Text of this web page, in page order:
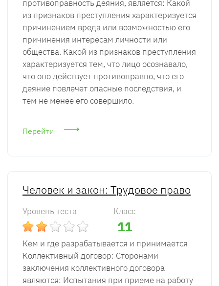
противоправность деяния, является: Какой
из признаков преступления характеризуется
причинением вреда или возможностью его
причинения интересам личности или
общества. Какой из признаков преступления
характеризуется тем, что лицо осознавало,
что оно действует противоправно, что его
деяние повлечет опасные последствия, и
тем не менее его совершило.
Перейти
Человек и закон: Трудовое право
Уровень теста Класс
11
Кем и где разрабатывается и принимается
Коллективный договор: Сторонами
заключения коллективного договора
являются: Испытания при приеме на работу